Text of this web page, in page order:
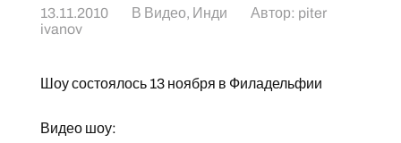
13.11.2010 В Видео, Инди Автор: piter
ivanov
Шоу состоялось 13 ноября в Филадельфии
Видео шоу: